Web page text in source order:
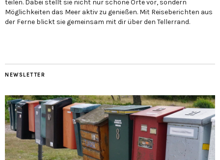
teilen. Dabei stellt sie nicht nur schöne Orte vor, sondern
Möglichkeiten das Meer aktiv zu genießen. Mit Reiseberichten aus
der Ferne blickt sie gemeinsam mit dir über den Tellerrand.
NEWSLETTER